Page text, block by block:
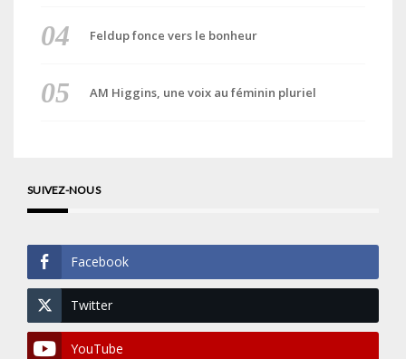
Feldup fonce vers le bonheur
AM Higgins, une voix au féminin pluriel
SUIVEZ-NOUS
Facebook
Twitter
YouTube